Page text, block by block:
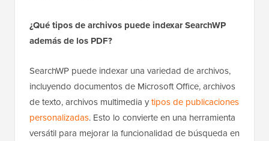
¿Qué tipos de archivos puede indexar SearchWP
además de los PDF?
SearchWP puede indexar una variedad de archivos,
incluyendo documentos de Microsoft Office, archivos
de texto, archivos multimedia ytipos de publicaciones
personalizadas. Esto lo convierte en una herramienta
versátil para mejorar la funcionalidad de búsqueda en